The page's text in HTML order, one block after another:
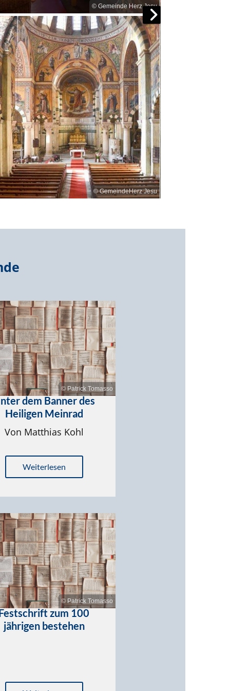
© Gemeinde Herz Jesu
© Patrick Tomasso
dem Banner des
Heiligen Meinrad
Von Matthias Kohl
Weiterlesen
© Patrick Tomasso
zum 100
jährigen bestehen